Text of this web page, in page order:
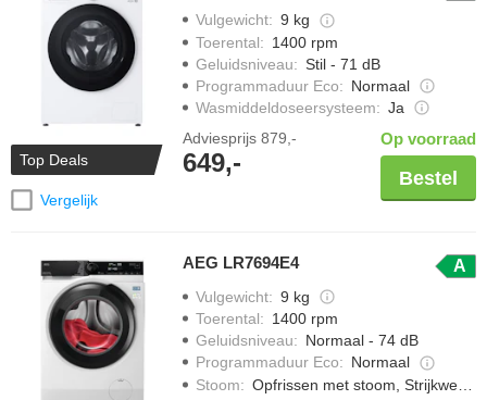
Top Deals
Vergelijk
Vulgewicht: 9 kg
Toerental: 1400 rpm
Geluidsniveau: Stil - 71 dB
Programmaduur Eco: Normaal
Wasmiddeldoseersysteem: Ja
Adviesprijs 879,-
649,-
Op voorraad
Bestel
AEG LR7694E4 A
Vulgewicht: 9 kg
Toerental: 1400 rpm
Geluidsniveau: Normaal - 74 dB
Programmaduur Eco: Normaal
Stoom: Opfrissen met stoom, Strijkwerk verminderen